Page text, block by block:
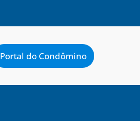
Portal do Condômino